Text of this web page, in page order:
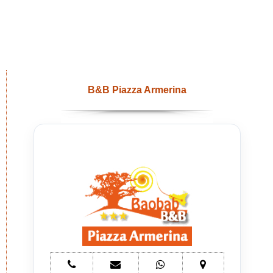
B&B Piazza Armerina
telefono
e-
whatsapp mappa